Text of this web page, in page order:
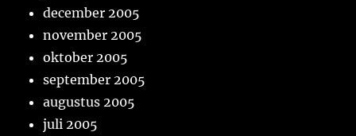
december 2005
november 2005
oktober 2005
september 2005
augustus 2005
juli 2005